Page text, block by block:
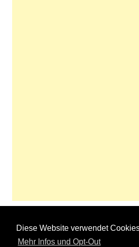
Diese Website verwendet
Mehr Infos und Opt-Out